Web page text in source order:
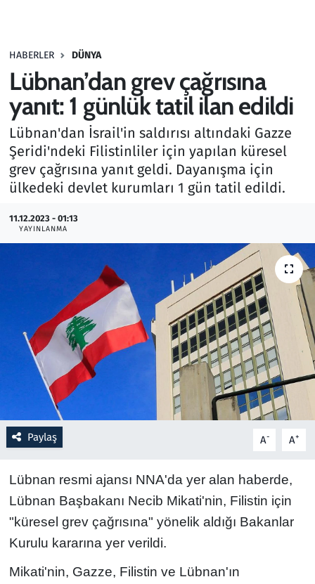
HABERLER DÜNYA
Lübnan’dan grev çağrısına
yanıt: 1 günlük tatil ilan edildi
Lübnan'dan İsrail'in saldırısı altındaki Gazze
Şeridi'ndeki Filistinliler için yapılan küresel
grev çağrısına yanıt geldi. Dayanışma için
ülkedeki devlet kurumları 1 gün tatil edildi.
11.12.2023 - 01:13
YAYINLANMA
Paylaş A- A+
Lübnan resmi ajansı NNA'da yer alan haberde,
Lübnan Başbakanı Necib Mikati'nin, Filistin için
"küresel grev çağrısına" yönelik aldığı Bakanlar
Kurulu kararına yer verildi.
Mikati'nin, Gazze, Filistin ve Lübnan'ın
Haber
Kültür Sanat
Kurumsal Haberler
Lezzet Durağı
Otomobil
Ramazan
Resmi İlanlar
Rüya Tabirleri
Sağlık
Spor